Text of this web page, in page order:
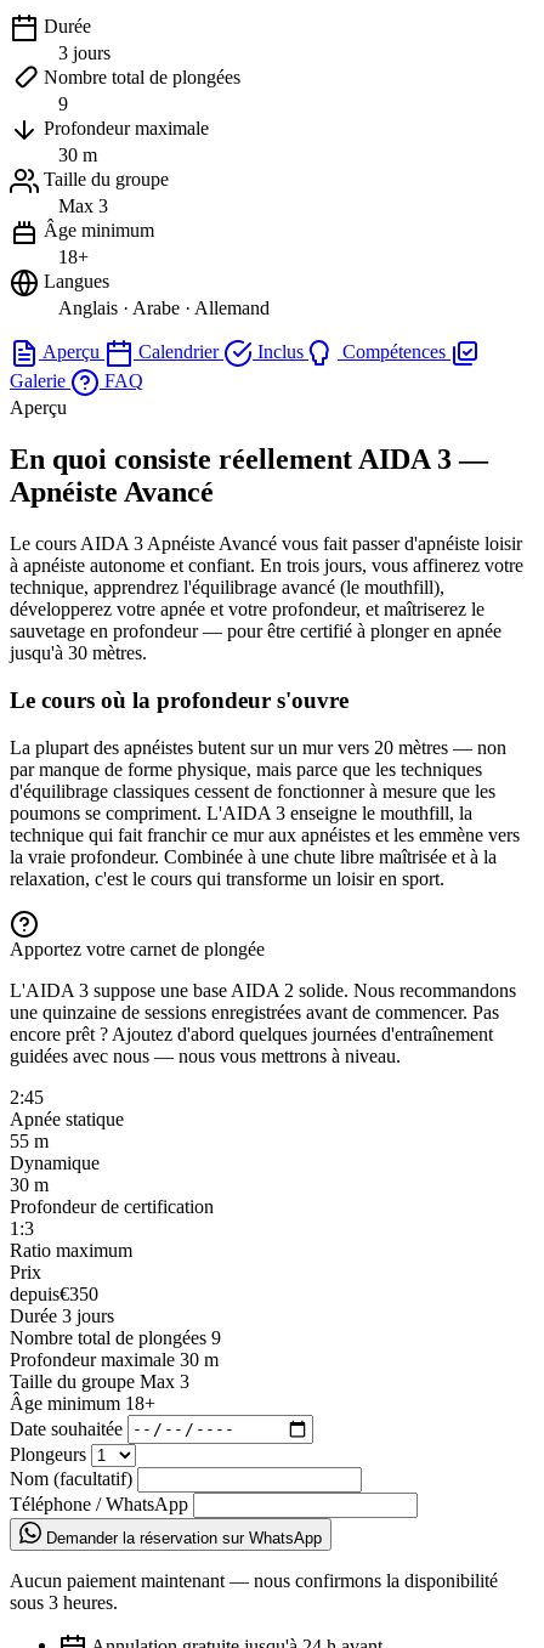
Durée
3 jours
Nombre total de plongées
9
Profondeur maximale
30 m
Taille du groupe
Max 3
Âge minimum
18+
Langues
Anglais · Arabe · Allemand
Aperçu Calendrier Inclus
Compétences
Galerie
FAQ
Aperçu
En quoi consiste réellement AIDA 3 —
Apnéiste Avancé
Le cours AIDA 3 Apnéiste Avancé vous fait passer d'apnéiste loisir
à apnéiste autonome et confiant. En trois jours, vous affinerez votre
technique, apprendrez l'équilibrage avancé (le mouthfill),
développerez votre apnée et votre profondeur, et maîtriserez le
sauvetage en profondeur — pour être certifié à plonger en apnée
jusqu'à 30 mètres.
Le cours où la profondeur s'ouvre
La plupart des apnéistes butent sur un mur vers 20 mètres — non
par manque de forme physique, mais parce que les techniques
d'équilibrage classiques cessent de fonctionner à mesure que les
poumons se compriment. L'AIDA 3 enseigne le mouthfill, la
technique qui fait franchir ce mur aux apnéistes et les emmène vers
la vraie profondeur. Combinée à une chute libre maîtrisée et à la
relaxation, c'est le cours qui transforme un loisir en sport.
Apportez votre carnet de plongée
L'AIDA 3 suppose une base AIDA 2 solide. Nous recommandons
une quinzaine de sessions enregistrées avant de commencer. Pas
encore prêt ? Ajoutez d'abord quelques journées d'entraînement
guidées avec nous — nous vous mettrons à niveau.
2:45
Apnée statique
55 m
Dynamique
30 m
Profondeur de certification
1:3
Ratio maximum
Prix
depuis€350
Durée 3 jours
Nombre total de plongées 9
Profondeur maximale 30 m
Taille du groupe Max 3
Âge minimum 18+
Date souhaitée
Plongeurs
Nom (facultatif)
Téléphone / WhatsApp
Demander la réservation sur WhatsApp
Aucun paiement maintenant — nous confirmons la disponibilité
sous 3 heures.